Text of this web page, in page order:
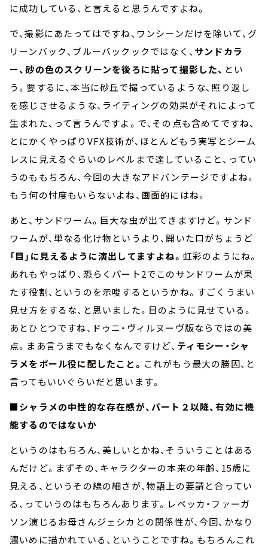
に成功している、と言えると思うんですよね。
で、撮影にあたってはですね、ワンシーンだけを除いて、グ
リーンバック、ブルーバックックではなく、 サンドカラ
ー、砂の色のスクリーンを後ろに貼って撮影した、 とい
う。要するに、本当に砂丘で撮っているような、照り返し
を感じさせるような、ライティングの効果がそれによって
生まれた、って言うんですよ。で、その点も含めてですね、
とにかくやっぱりVFX技術が、ほとんどもう実写とシーム
レスに見えるぐらいのレベルまで達していること、ってい
うのももちろん、今回の大きなアドバンテージですよね。
もう何の忖度もいらないよね、画面的にはね。
あと、サンドワーム。巨大な虫が出てきますけど。サンド
ワームが、単なる化け物というより、開いた口がちょうど
「目」に見えるように演出してますよね。 虹彩のようにね。
あれもやっぱり、恐らくパート2でこのサンドワームが果
たす役割、というのを示唆するというかね。すごくうまい
見せ方をするな、と思いました。目のように見せている。
あとひとつですね、ドゥニ・ヴィルヌーヴ版ならではの美
点。まあ言うまでもなくなんですけど、 ティモシー・シャ
ラメをポール役に配したこと。 これがもう最大の勝因、と
言ってもいいぐらいだと思います。
■シャラメの中性的な存在感が、パート２以降、有効に機
能するのではないか
というのはもちろん、美しいとかね、そういうことはある
んだけど。まずその、キャラクターの本来の年齢、15歳に
見える、というその線の細さが、物語上の要請と合ってい
る、っていうのはもちろんあります。レベッカ・ファーガ
ソン演じるお母さんジェシカとの関係性が、今回、かなり
濃いめに描かれている、ということですね。もちろんこれ